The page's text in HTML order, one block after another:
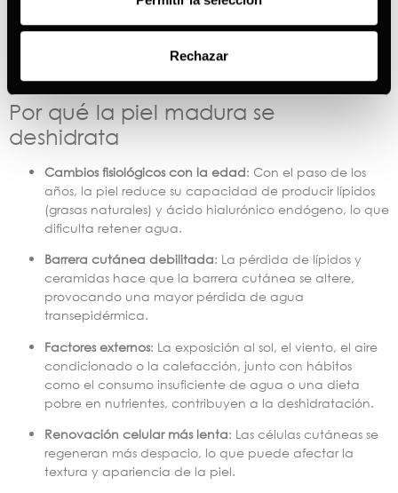
Rechazar
Essential Controno de Ojos
Radiance Crema Antiedad de Día SPF30
productos conforman la rutina perfecta para pieles maduras
deshidratadas.
Por qué la piel madura se
deshidrata
Cambios fisiológicos con la edad: Con el paso de los
años, la piel reduce su capacidad de producir lípidos
(grasas naturales) y ácido hialurónico endógeno, lo que
dificulta retener agua.
Barrera cutánea debilitada: La pérdida de lípidos y
ceramidas hace que la barrera cutánea se altere,
provocando una mayor pérdida de agua
transepidérmica.
Factores externos: La exposición al sol, el viento, el aire
condicionado o la calefacción, junto con hábitos
como el consumo insuficiente de agua o una dieta
pobre en nutrientes, contribuyen a la deshidratación.
Renovación celular más lenta: Las células cutáneas se
regeneran más despacio, lo que puede afectar la
textura y apariencia de la piel.